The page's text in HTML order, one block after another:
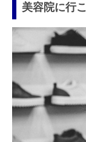
美容院に行